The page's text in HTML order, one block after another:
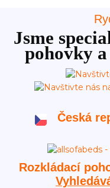
Jsme
pohovky
Česká
Rozkládací